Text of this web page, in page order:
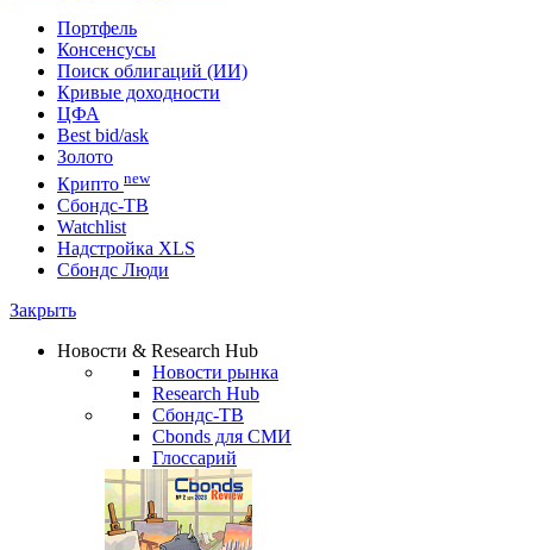
Портфель
Консенсусы
Поиск облигаций (ИИ)
Кривые доходности
ЦФА
Best bid/ask
Золото
Крипто new
Сбондс-ТВ
Watchlist
Надстройка XLS
Сбондс Люди
Закрыть
Новости & Research Hub
Новости рынка
Research Hub
Сбондс-ТВ
Cbonds для СМИ
Глоссарий